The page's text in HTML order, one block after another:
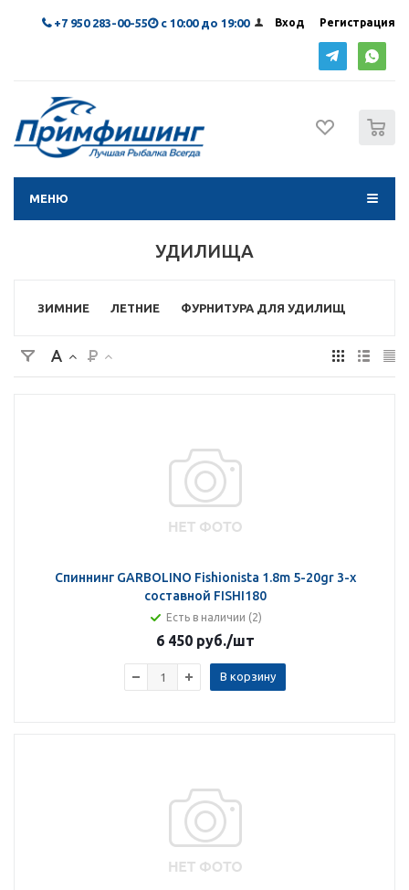
Вход Регистрация
+7 950 283-00-55 с 10:00 до 19:00
МЕНЮ
УДИЛИЩА
ЗИМНИЕ ЛЕТНИЕ ФУРНИТУРА ДЛЯ УДИЛИЩ
Спиннинг GARBOLINO Fishionista 1.8m 5-20gr 3-х
составной FISHI180
Есть в наличии (2)
6 450 руб./шт
В корзину